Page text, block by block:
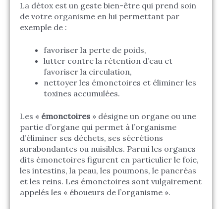
La détox est un geste bien-être qui prend soin
de votre organisme en lui permettant par
exemple de :
favoriser la perte de poids,
lutter contre la rétention d’eau et
favoriser la circulation,
nettoyer les émonctoires et éliminer les
toxines accumulées.
Les « émonctoires » désigne un organe ou une
partie d’organe qui permet à l’organisme
d’éliminer ses déchets, ses sécrétions
surabondantes ou nuisibles. Parmi les organes
dits émonctoires figurent en particulier le foie,
les intestins, la peau, les poumons, le pancréas
et les reins. Les émonctoires sont vulgairement
appelés les « éboueurs de l’organisme ».